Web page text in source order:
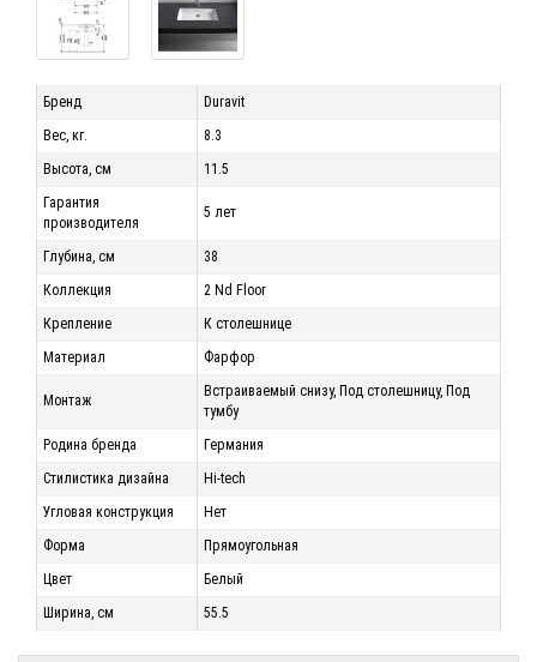
Бренд
Duravit
Вес, кг.
8.3
Высота, см
11.5
Гарантия
производителя
5 лет
Глубина, см
38
Коллекция
2 Nd Floor
Крепление
К столешнице
Материал
Фарфор
Монтаж
Встраиваемый снизу, Под столешницу, Под
тумбу
Родина бренда
Германия
Стилистика дизайна
Hi-tech
Угловая конструкция
Нет
Форма
Прямоугольная
Цвет
Белый
Ширина, см
55.5